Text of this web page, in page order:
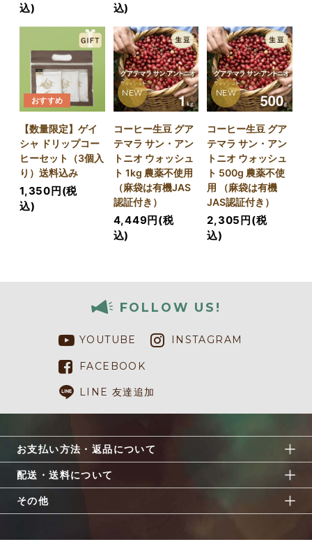
込)
込)
おすすめ
【数量限定】ゲイ
シャ ドリップコー
ヒーセット（3個入
り）送料込み
1,350円(税
込)
NEW
コーヒー生豆 グア
テマラ サン・アン
トニオ ウォッシュ
ト 1kg 農薬不使用
（麻袋は有機JAS
認証付き）
4,449円(税
込)
NEW
コーヒー生豆 グア
テマラ サン・アン
トニオ ウォッシュ
ト 500g 農薬不使
用 （麻袋は有機
JAS認証付き）
2,305円(税
込)
FOLLOW US!
YOUTUBE INSTAGRAM
FACEBOOK
LINE 友達追加
お支払い方法・返品について
配送・送料について
その他